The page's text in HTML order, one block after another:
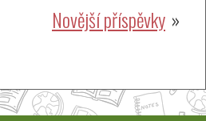
Novější příspěvky